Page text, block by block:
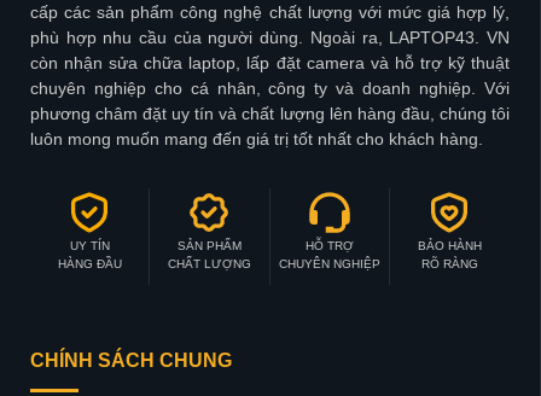
cấp các sản phẩm công nghệ chất lượng với mức giá hợp lý,
phù hợp nhu cầu của người dùng. Ngoài ra, LAPTOP43. VN
còn nhận sửa chữa laptop, lấp đặt camera và hỗ trợ kỹ thuật
chuyên nghiệp cho cá nhân, công ty và doanh nghiệp. Với
phương châm đặt uy tín và chất lượng lên hàng đầu, chúng tôi
luôn mong muốn mang đến giá trị tốt nhất cho khách hàng.
UY TÍN
HÀNG ĐẦU
SẢN PHẨM
CHẤT LƯỢNG
HỖ TRỢ
CHUYÊN NGHIỆP
BẢO HÀNH
RÕ RÀNG
CHÍNH SÁCH CHUNG